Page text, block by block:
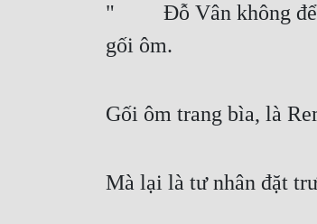
"   Đỗ Vân không để
gối ôm.
Gối ôm trang bìa, là
Mà lại là tư nhân đặt